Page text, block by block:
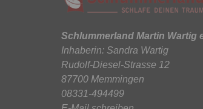
Schlummerland Martin Wartig
Inhaberin: Sandra Wartig
Rudolf-Diesel-Strasse 12
87700 Memmingen
08331-494499